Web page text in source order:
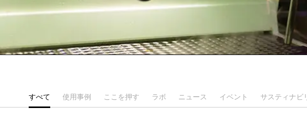
すべて 使用事例 ここを押す ラボ ニュース イベント サスティナビ